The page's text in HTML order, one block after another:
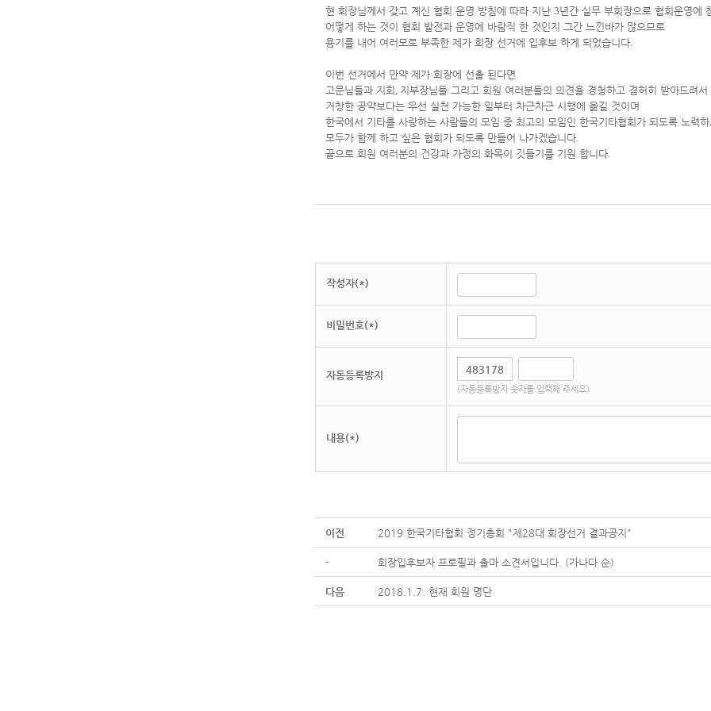
현 회장님께서 갖고 계신 협회 운영 방침에 따라 지난 3년간 실무 부회장으로 협회운영에
어떻게 하는 것이 협회 발전과 운영에 바람직 한 것인지 그간 느낀바가 많으므로
용기를 내어 여러모로 부족한 제가 회장 선거에 입후보 하게 되었습니다.
이번 선거에서 만약 제가 회장에 선출 된다면
고문님들과 지회 , 지부장님들 그리고 회원 여러분들의 의견을 경청하고 겸허히 받아드려서
거창한 공약보다는 우선 실천 가능한 일부터 차근차근 시행에 옮길 것이며
한국에서 기타를 사랑하는 사람들의 모임 중 최고의 모임인 한국기타협회가 되도록 노력
모두가 함께 하고 싶은 협회가 되도록 만들어 나가겠습니다.
끝으로 회원 여러분의 건강과 가정의 화목이 깃들기를 기원 합니다.
작성자(*)
비밀번호(*)
자동등록방지
(자동등록방지 숫자를 입력해 주세요)
내용(*)
이전 2019 한국기타협회 정기총회 "제28대 회장선거 결과공지"
- 회장입후보자 프로필과 출마 소견서입니다. (가나다 순)
다음 2018.1.7. 현재 회원 명단